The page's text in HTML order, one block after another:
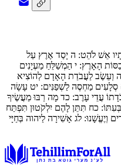
אֵשׁ לֹהֵט: ה יָסַד אֶרֶץ עַל
הָאָרֶץ: י הַמְשַׁלֵּחַ מַעְיָנִים
וְעֵשֶׂב לַעֲבֹדַת הָאָדָם לְהוֹצִיא
סְלָעִים מַחְסֶה לַשְׁפַנִּים: יט עָשָׂה
עֲדֵי עָרֶב: כד מָה רַבּוּ מַעֲשֶׂיךָ
כח תִּתֵּן לָהֶם יִלְקֹטוּן תִּפְתַּח
וְיֶעֱשָׁנוּ: לג אָשִׁירָה לַיהוה בְּחַיָּי